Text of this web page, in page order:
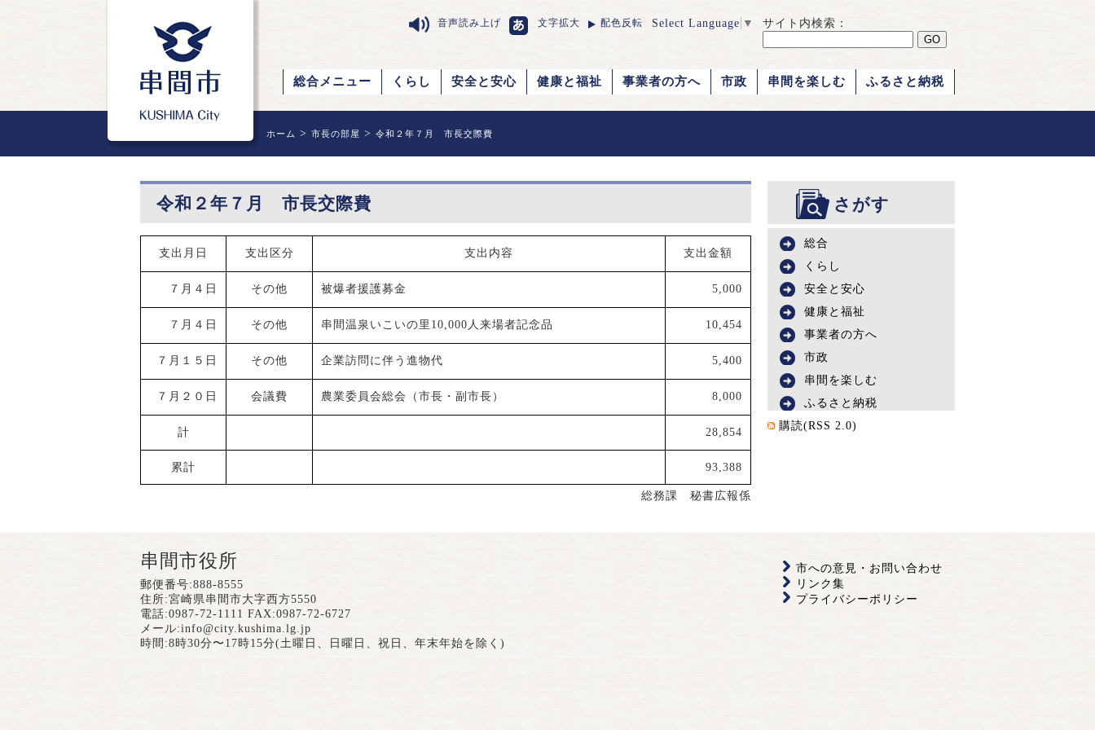
音声読み上げ 文字拡大 配色反転 Select Language ▼ サイト内検索：
総合メニュー くらし 安全と安心 健康と福祉 事業者の方へ 市政 串間を楽しむ ふるさと納税
ホーム > 市長の部屋 > 令和２年７月 市長交際費
令和２年７月 市長交際費
支出月日 支出区分 支出内容 支出金額
７月４日 その他 被爆者援護募金 5,000
７月４日 その他 串間温泉いこいの里10,000人来場者記念品 10,454
７月１５日 その他 企業訪問に伴う進物代 5,400
７月２０日 会議費 農業委員会総会（市長・副市長） 8,000
計 28,854
累計 93,388
総務課 秘書広報係
さがす
総合
くらし
安全と安心
健康と福祉
事業者の方へ
市政
串間を楽しむ
ふるさと納税
購読(RSS 2.0)
串間市役所
郵便番号:888-8555
住所:宮崎県串間市大字西方5550
電話:0987-72-1111 FAX:0987-72-6727
メール:info@city.kushima.lg.jp
時間:8時30分〜17時15分(土曜日、日曜日、祝日、年末年始を除く)
市への意見・お問い合わせ
リンク集
プライバシーポリシー